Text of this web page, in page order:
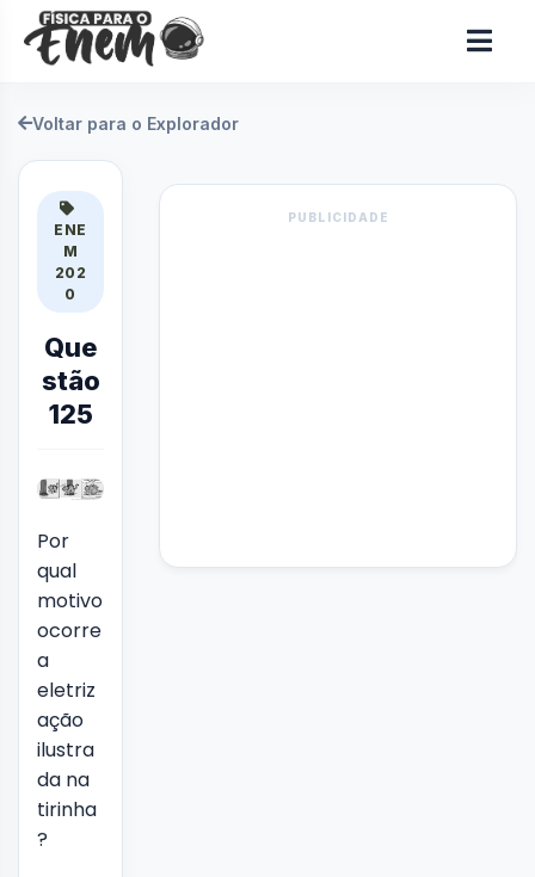
Voltar para o Explorador
ENE
M
202
0
Que
stão
125
Por
qual
motivo
ocorre
a
eletriz
ação
ilustra
da na
tirinha
?
PUBLICIDADE